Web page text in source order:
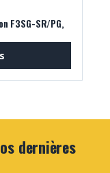
F3SG-SR/PG,
dernières